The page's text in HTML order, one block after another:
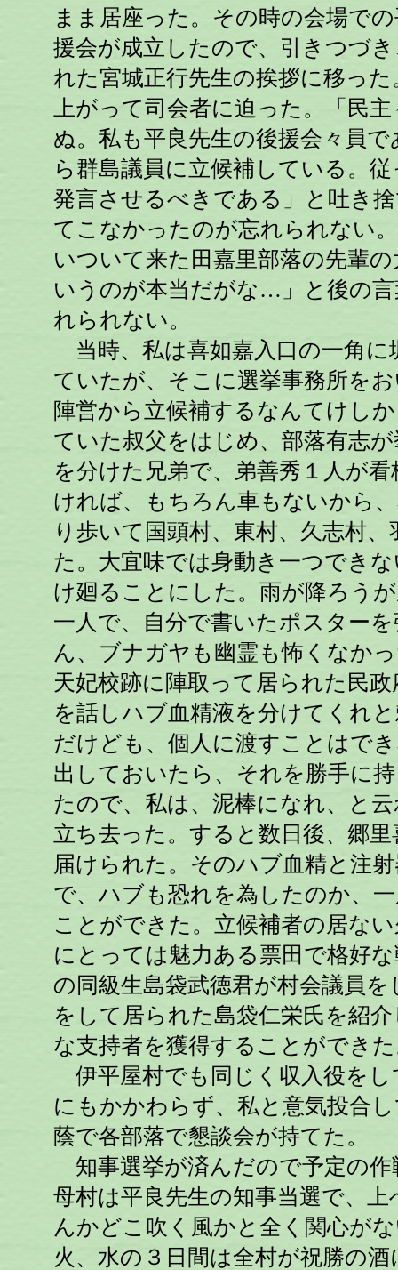
まま居座った。その時の会場で
援会が成立したので、引きつづ
れた宮城正行先生の挨拶に移っ
上がって司会者に迫った。「民
ぬ。私も平良先生の後援会々員
ら群島議員に立候補している。
発言させるべきである」と吐き
てこなかったのが忘れられない
いついて来た田嘉里部落の先輩
いうのが本当だがな…」と後の
れられない。
当時、私は喜如嘉入口の一角に
ていたが、そこに選挙事務所を
陣営から立候補するなんてけし
ていた叔父をはじめ、部落有志
を分けた兄弟で、弟善秀１人が
ければ、もちろん車もないから
り歩いて国頭村、東村、久志村
た。大宜味では身動き一つでき
け廻ることにした。雨が降ろう
一人で、自分で書いたポスター
ん、ブナガヤも幽霊も怖くなか
天妃校跡に陣取って居られた民
を話しハブ血精液を分けてくれ
だけども、個人に渡すことはで
出しておいたら、それを勝手に
たので、私は、泥棒になれ、と
立ち去った。すると数日後、郷
届けられた。そのハブ血精と注
で、ハブも恐れを為したのか、
ことができた。立候補者の居な
にとっては魅力ある票田で格好
の同級生島袋武徳君が村会議員
をして居られた島袋仁栄氏を紹
な支持者を獲得することができ
伊平屋村でも同じく収入役を
にもかかわらず、私と意気投合
蔭で各部落で懇談会が持てた。
知事選挙が済んだので予定の
母村は平良先生の知事当選で、
んかどこ吹く風かと全く関心が
火、水の３日間は全村が祝勝の